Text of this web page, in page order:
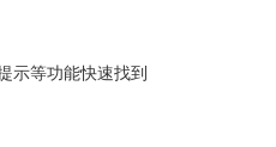
示等功能快速找到